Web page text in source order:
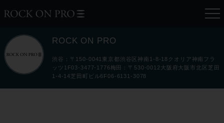
ROCK ON PRO
渋谷：〒150-0041東京都渋谷区神南1-8-18クオリア神南フラ
ッツ1F03-3477-1776梅田：〒530-0012大阪府大阪市北区芝田
1-4-14芝田町ビル6F06-6131-3078